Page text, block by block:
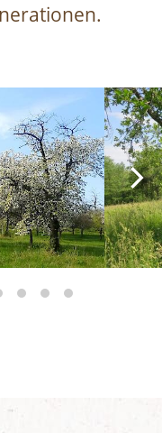
Image